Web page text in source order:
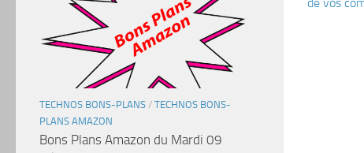
TECHNOS BONS-PLANS / TECHNOS BONS-
PLANS AMAZON
Bons Plans Amazon du Mardi 09